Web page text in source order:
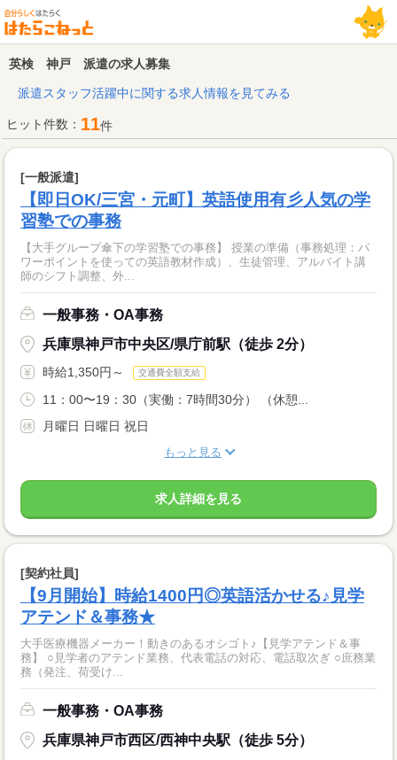
英検 神戸 派遣の求人募集
派遣スタッフ活躍中に関する求人情報を見てみる
ヒット件数： 11件
[一般派遣]
【即日OK/三宮・元町】英語使用有彡人気の学
習塾での事務
【大手グループ傘下の学習塾での事務】 授業の準備（事務処理：パ
ワーポイントを使っての英語教材作成）、生徒管理、アルバイト講
師のシフト調整、外...
一般事務・OA事務
兵庫県神戸市中央区/県庁前駅（徒歩 2分）
時給1,350円～ 交通費全額支給
11：00〜19：30（実働：7時間30分） （休憩...
月曜日 日曜日 祝日
もっと見る
求人詳細を見る
[契約社員]
【9月開始】時給1400円◎英語活かせる♪見学
アテンド＆事務★
大手医療機器メーカー！動きのあるオシゴト♪【見学アテンド＆事
務】 ○見学者のアテンド業務、代表電話の対応、電話取次ぎ ○庶務業
務（発注、荷受け...
一般事務・OA事務
兵庫県神戸市西区/西神中央駅（徒歩 5分）